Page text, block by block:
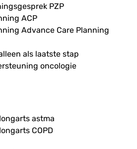
PZP
ACP
Advance Care Planning
als laatste stap
oncologie
astma
COPD